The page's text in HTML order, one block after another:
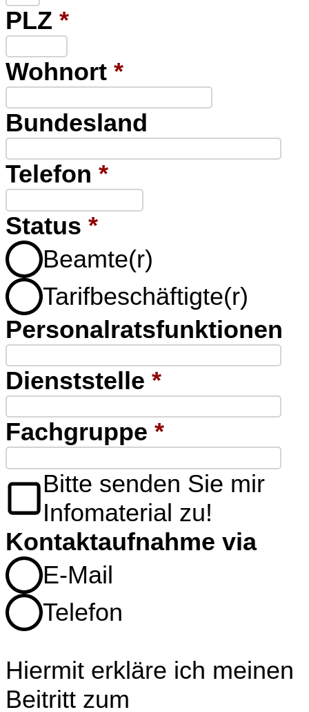
PLZ *
Wohnort *
Bundesland
Telefon *
Status *
Beamte(r)
Tarifbeschäftigte(r)
Personalratsfunktionen
Dienststelle *
Fachgruppe *
Bitte senden Sie mir
Infomaterial zu!
Kontaktaufnahme via
E-Mail
Telefon
Hiermit erkläre ich meinen
Beitritt zum